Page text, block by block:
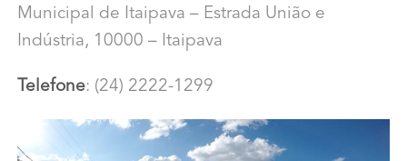
Municipal de Itaipava – Estrada União e
Indústria, 10000 – Itaipava
Telefone: (24) 2222-1299